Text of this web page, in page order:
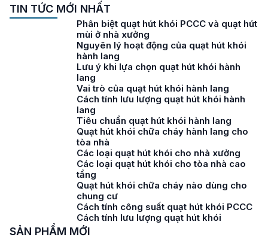
TIN TỨC MỚI NHẤT
Phân biệt quạt hút khói PCCC và quạt hút
mùi ở nhà xưởng
Nguyên lý hoạt động của quạt hút khói
hành lang
Lưu ý khi lựa chọn quạt hút khói hành
lang
Vai trò của quạt hút khói hành lang
Cách tính lưu lượng quạt hút khói hành
lang
Tiêu chuẩn quạt hút khói hành lang
Quạt hút khói chữa cháy hành lang cho
tòa nhà
Các loại quạt hút khói cho nhà xưởng
Các loại quạt hút khói cho tòa nhà cao
tầng
Quạt hút khói chữa cháy nào dùng cho
chung cư
Cách tính công suất quạt hút khói PCCC
Cách tính lưu lượng quạt hút khói
SẢN PHẨM MỚI